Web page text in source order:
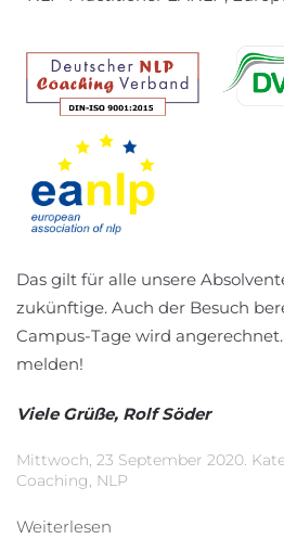
Das gilt für alle unsere
zukünftige. Auch der Besuch
Campus-Tage wird
melden!
Viele Grüße, Rolf Söder
Mittwoch, 23 September 2020.
Coaching, NLP
Weiterlesen